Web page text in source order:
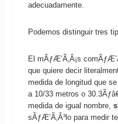
adecuadamente.
Podemos distinguir tres
El mÃƒÆ’Ã‚Â¡s
que quiere decir
medida de longitud que
a 10/33 metros o
medida de igual nombre,
sÃƒÆ’Ã‚Â³lo para medir